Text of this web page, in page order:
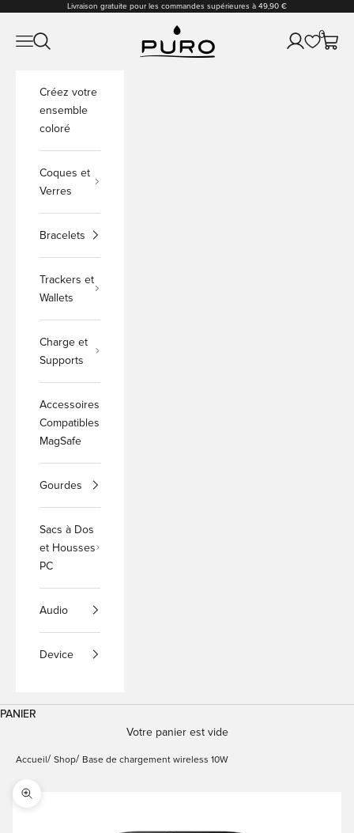
Passer au contenuLivraison gratuite pour les commandes supérieures à 49,90 €
PURO Shop
Ouvrir la navigation
Ouvrir la recherche Ouvrir le
0
Voir le
Créez votre
ensemble
coloré
Coques et
Verres
Bracelets
Trackers et
Wallets
Charge et
Supports
Accessoires
Compatibles
MagSafe
Gourdes
Sacs à Dos
et Housses
PC
Audio
Device
PANIER
Votre panier est vide
Accueil Shop Base de chargement wireless 10W
Zoomer sur l'image